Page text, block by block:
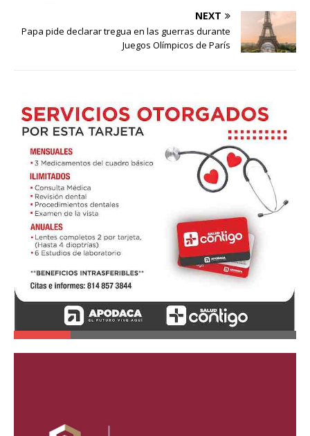
NEXT
Papa pide declarar tregua en las guerras durante
Juegos Olímpicos de París